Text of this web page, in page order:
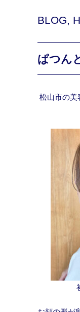
BLOG,
ぱつん
松山市の美